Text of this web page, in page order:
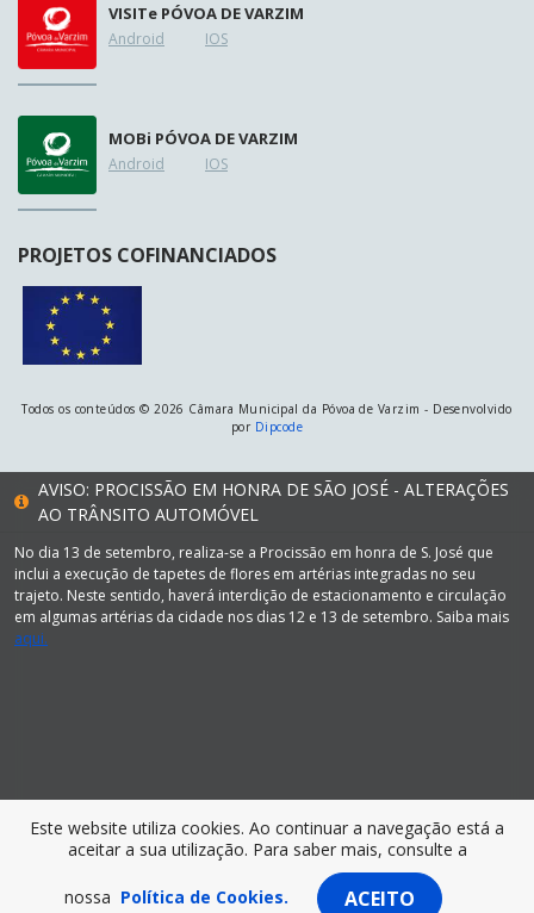
VISITe PÓVOA DE VARZIM
Android IOS
MOBi PÓVOA DE VARZIM
Android IOS
PROJETOS COFINANCIADOS
Todos os conteúdos © 2026 Câmara Municipal da Póvoa de Varzim - Desenvolvido
por Dipcode
AVISO: PROCISSÃO EM HONRA DE SÃO JOSÉ - ALTERAÇÕES
AO TRÂNSITO AUTOMÓVEL
No dia 13 de setembro, realiza-se a Procissão em honra de S. José que
inclui a execução de tapetes de flores em artérias integradas no seu
trajeto. Neste sentido, haverá interdição de estacionamento e circulação
em algumas artérias da cidade nos dias 12 e 13 de setembro. Saiba mais
aqui.
Este website utiliza cookies. Ao continuar a navegação está a
aceitar a sua utilização. Para saber mais, consulte a
nossa Política de Cookies. ACEITO